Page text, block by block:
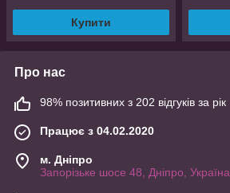
Купити
Про нас
98% позитивних з 202 відгуків за рік
Працює з 04.02.2020
м. Дніпро
Запорізьке шосе 48, Дніпро, Україна